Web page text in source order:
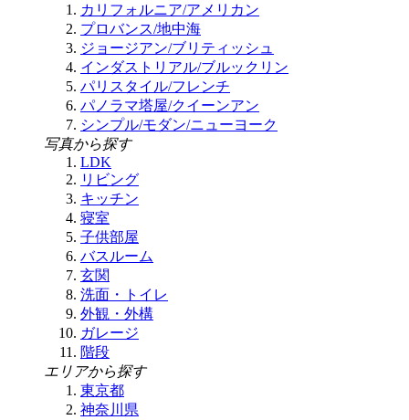
カリフォルニア/アメリカン
プロバンス/地中海
ジョージアン/ブリティッシュ
インダストリアル/ブルックリン
パリスタイル/フレンチ
パノラマ塔屋/クイーンアン
シンプル/モダン/ニューヨーク
写真から探す
LDK
リビング
キッチン
寝室
子供部屋
バスルーム
玄関
洗面・トイレ
外観・外構
ガレージ
階段
エリアから探す
東京都
神奈川県